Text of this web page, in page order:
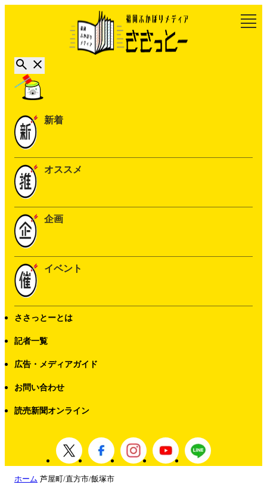
新着
オススメ
企画
イベント
ささっとーとは
記者一覧
広告・メディアガイド
お問い合わせ
読売新聞オンライン
ホーム 芦屋町/直方市/飯塚市